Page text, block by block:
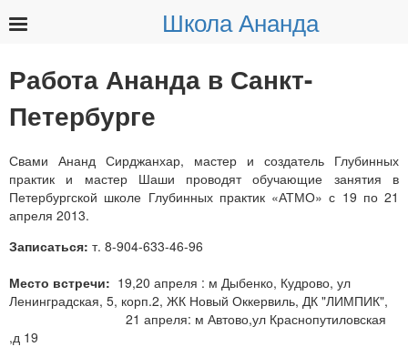
Школа Ананда
Работа Ананда в Санкт-
Петербурге
Свами Ананд Сирджанхар, мастер и создатель Глубинных
практик и мастер Шаши проводят обучающие занятия в
Петербургской школе Глубинных практик «АТМО» с 19 по 21
апреля 2013.
Записаться: т. 8-904-633-46-96
Место встречи: 19,20 апреля : м Дыбенко, Кудрово, ул
Ленинградская, 5, корп.2, ЖК Новый Оккервиль, ДК "ЛИМПИК",
21 апреля: м Автово,ул Краснопутиловская
,д 19